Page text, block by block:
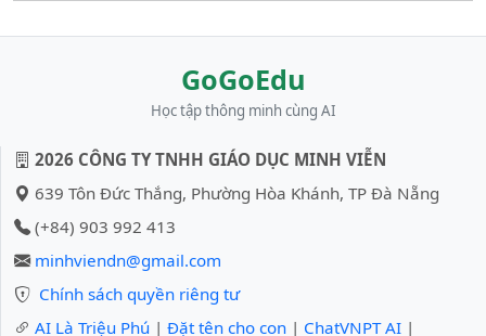
GoGoEdu
Học tập thông minh cùng AI
2026 CÔNG TY TNHH GIÁO DỤC MINH VIỄN
639 Tôn Đức Thắng, Phường Hòa Khánh, TP Đà Nẵng
(+84) 903 992 413
minhviendn@gmail.com
Chính sách quyền riêng tư
AI Là Triệu Phú | Đặt tên cho con | ChatVNPT AI |